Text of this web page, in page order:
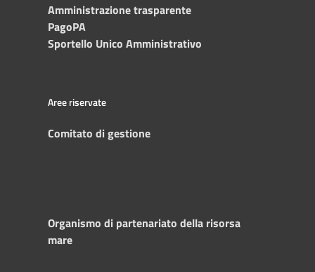
Amministrazione trasparente
PagoPA
Sportello Unico Amministrativo
Aree riservate
Comitato di gestione
Organismo di partenariato della risorsa
mare